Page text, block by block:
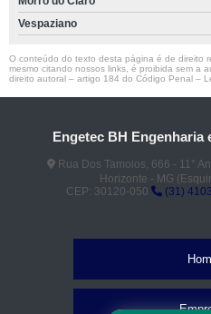
Vespaziano
O conteúdo do texto desta página é de direito
mesmo citando nossos links, é proibida sem a
direito autoral – artigo 184 do Código Penal –
Engetec BH Engenharia
Rua Dos Tamoios, 666 - 11°
Horizonte - MG
CEP: 30120-050
(31)